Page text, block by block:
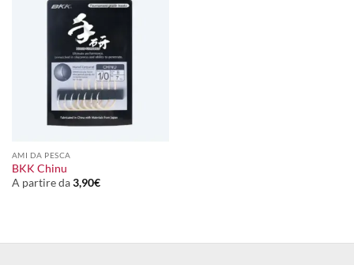
AMI DA PESCA
BKK Chinu
A partire da3,90€